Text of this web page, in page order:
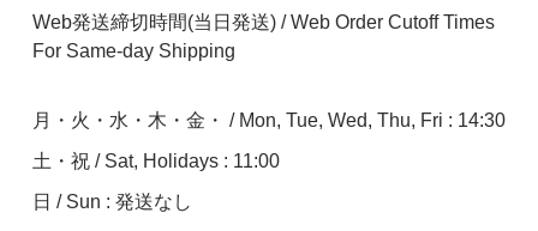
Web発送締切時間(当日発送) / Web Order Cutoff Times
For Same-day Shipping
月・火・水・木・金・ / Mon, Tue, Wed, Thu, Fri : 14:30
土・祝 / Sat, Holidays : 11:00
日 / Sun : 発送なし